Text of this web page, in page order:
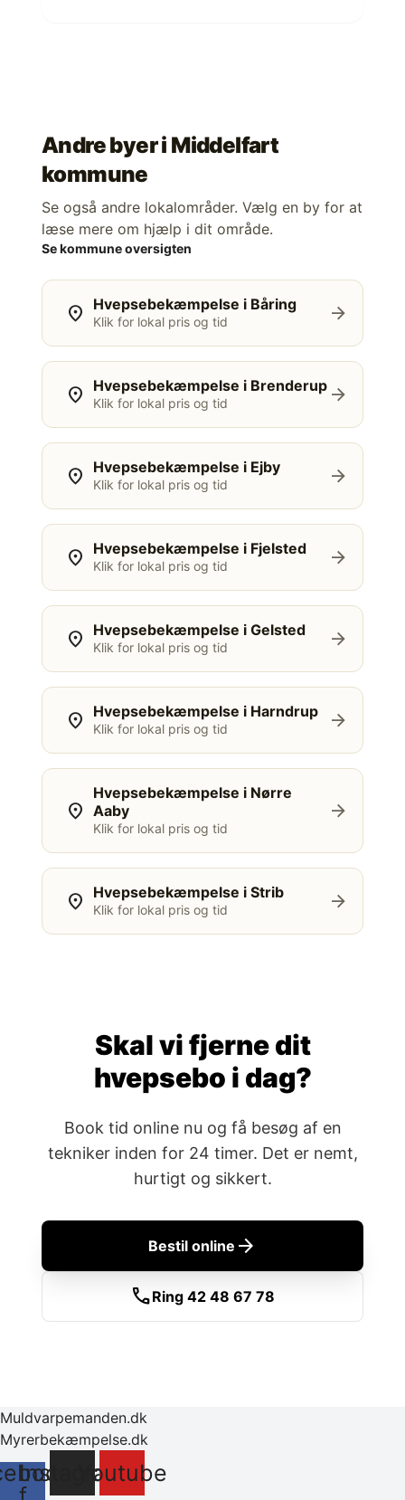
Andre byer i Middelfart
kommune
Se også andre lokalområder. Vælg en by for at
læse mere om hjælp i dit område.
Se kommune oversigten
location_on Hvepsebekæmpelse i Båring
Klik for lokal pris og tid arrow_forward
location_on Hvepsebekæmpelse i Brenderup
Klik for lokal pris og tid arrow_forward
location_on Hvepsebekæmpelse i Ejby
Klik for lokal pris og tid arrow_forward
location_on Hvepsebekæmpelse i Fjelsted
Klik for lokal pris og tid arrow_forward
location_on Hvepsebekæmpelse i Gelsted
Klik for lokal pris og tid arrow_forward
location_on Hvepsebekæmpelse i Harndrup
Klik for lokal pris og tid arrow_forward
location_on
Hvepsebekæmpelse i Nørre
Aaby
Klik for lokal pris og tid
arrow_forward
location_on Hvepsebekæmpelse i Strib
Klik for lokal pris og tid arrow_forward
Skal vi fjerne dit
hvepsebo i dag?
Book tid online nu og få besøg af en
tekniker inden for 24 timer. Det er nemt,
hurtigt og sikkert.
Bestil online arrow_forward
callRing 42 48 67 78
Muldvarpemanden.dk
Myrerbekæmpelse.dk
InstagramYoutube